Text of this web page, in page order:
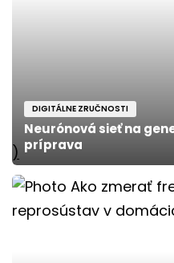
)
DIGITÁLNE ZRUČNOSTI
Neurónová sieť na
príprava